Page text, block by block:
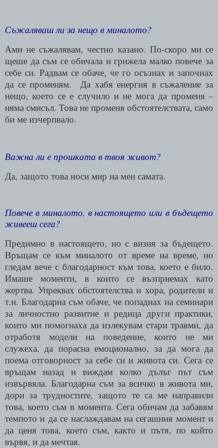
Съжаляваш ли за нещо в миналото?
Ами не съжалявам, честно казано. По-скоро ми се
щеше да съм се обичала и грижела малко повече за
себе си. Радвам се обаче, че го осъзнах и започнах
да се променям.
Да хабя енергия в съжаление за
нещо, което се е случило и не мога да променя –
няма смисъл. Това не променя обстоятелствата, само
би ме изчерпвало.
Важна ли е прошката в твоя живот?
Да, защото това носи мир на мен самата.
Повече в миналото, в настоящето или в бъдещето
живееш сега?
Предимно в настоящето, но с визия за бъдещето.
Връщам се към миналото от време на време, но
гледам вече с благодарност към това, което е било.
Имаше моменти, в които се възприемах като
жертва. Упреквах обстоятелства и хора, родители и
т.н. Благодарна съм обаче, че попаднах на семинари
за личностно развитие и редица други практики,
които ми помогнаха да излекувам стари травми, да
отработя модели на поведение, които не ми
служеха, да порасна емоционално, за да мога да
поема отговорност за себе си и живота си. Сега се
връщам назад и виждам колко дълъг път съм
извървяла. Благодарна съм за всичко в живота ми,
дори за трудностите, защото те са ме направили
това, което съм в момента. Сега обичам да забавям
темпото и да се наслаждавам на сегашния момент и
да ценя това, което съм, както и пътя, по който
вървя, и да мечтая.